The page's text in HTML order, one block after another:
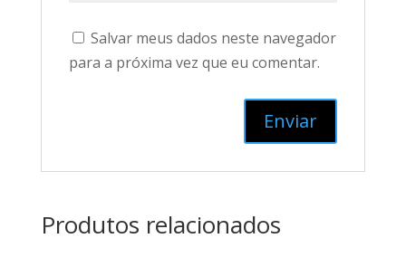
Salvar meus dados neste navegador
para a próxima vez que eu comentar.
Produtos relacionados